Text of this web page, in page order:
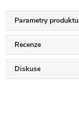
Parametry produktu
Recenze
Diskuse